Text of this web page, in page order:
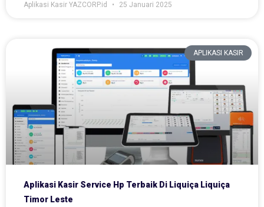
Aplikasi Kasir YAZCORP.id 25 Januari 2025
APLIKASI KASIR
Aplikasi Kasir Service Hp Terbaik Di Liquiça Liquiça
Timor Leste